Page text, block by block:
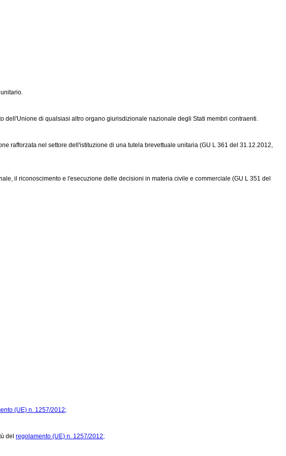
di qualsiasi altro organo giurisdizionale nazionale degli Stati membri contraenti.
rafforzata nel settore dell'istituzione di una tutela brevettuale unitaria (GU L 361 del 31.12.2012,
il riconoscimento e l'esecuzione delle decisioni in materia civile e commerciale (GU L 351 del
(UE) n. 1257/2012;
del regolamento (UE) n. 1257/2012;